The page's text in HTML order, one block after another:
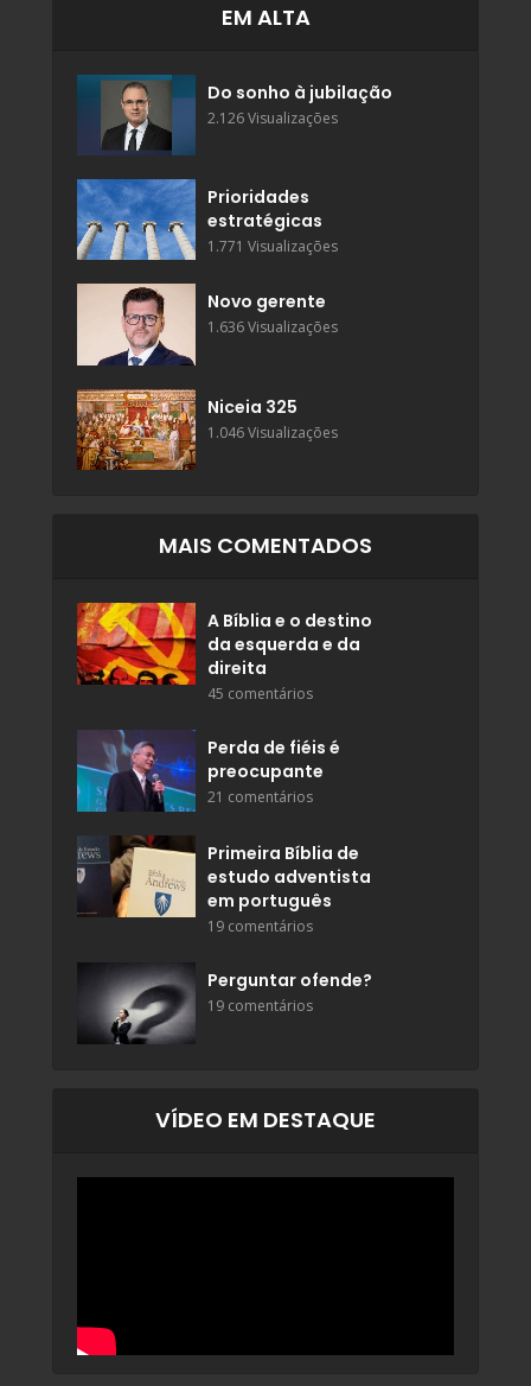
EM ALTA
Do sonho à jubilação
2.126 Visualizações
Prioridades
estratégicas
1.771 Visualizações
Novo gerente
1.636 Visualizações
Niceia 325
1.046 Visualizações
MAIS COMENTADOS
A Bíblia e o destino
da esquerda e da
direita
45 comentários
Perda de fiéis é
preocupante
21 comentários
Primeira Bíblia de
estudo adventista
em português
19 comentários
Perguntar ofende?
19 comentários
VÍDEO EM DESTAQUE